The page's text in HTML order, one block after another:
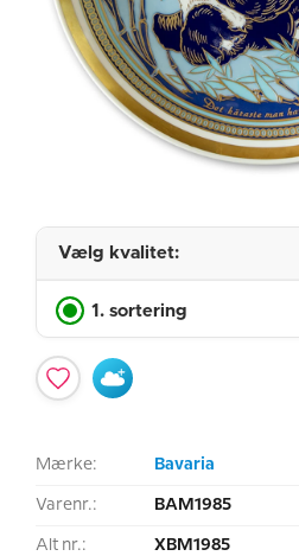
Vælg kvalitet:
1. sortering
Mærke: Bavaria
Varenr.: BAM1985
Alt nr.: XBM1985